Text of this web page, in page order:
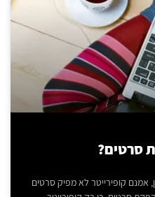
סרטים?
אמנם קופירייטר לא מפיק סרטים